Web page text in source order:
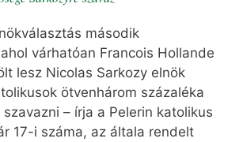
második
várhatóan Francois Hollande
lesz Nicolas Sarkozy elnök
ötvenhárom százaléka
– írja a Pelerin katolikus
17-i száma, az általa rendelt